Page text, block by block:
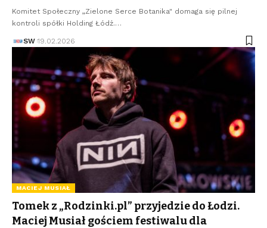
Komitet Społeczny „Zielone Serce Botanika" domaga się pilnej
kontroli spółki Holding Łódź.…
SW 19.02.2026
MACIEJ MUSIAŁ
Tomek z „Rodzinki.pl” przyjedzie do Łodzi.
Maciej Musiał gościem festiwalu dla